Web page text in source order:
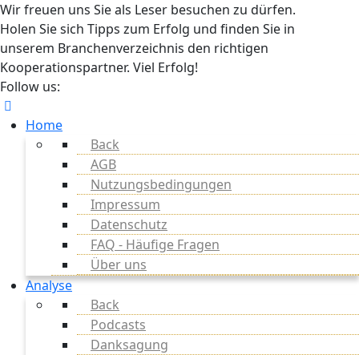
Wir freuen uns Sie als Leser besuchen zu dürfen.
Holen Sie sich Tipps zum Erfolg und finden Sie in
unserem Branchenverzeichnis den richtigen
Kooperationspartner. Viel Erfolg!
Follow us:
Home
Back
AGB
Nutzungsbedingungen
Impressum
Datenschutz
FAQ - Häufige Fragen
Über uns
Analyse
Back
Podcasts
Danksagung